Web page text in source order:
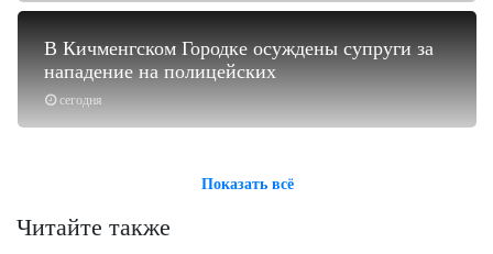
сегодня
В Кичменгском Городке осуждены супруги за
нападение на полицейских
Показать всё
Читайте также